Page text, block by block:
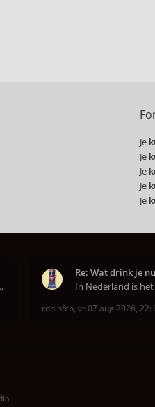
Je
Je
Je
Je
Je
Rain maa
Re: Wat drink je
robinfcb, vr 07 aug 2026,